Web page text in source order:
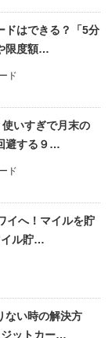
ドはできる？「5分
限度額…
ド
いすぎで月末の
避する９…
ド
イへ！マイルを貯
イル貯…
ない時の解決方
ジットカー…